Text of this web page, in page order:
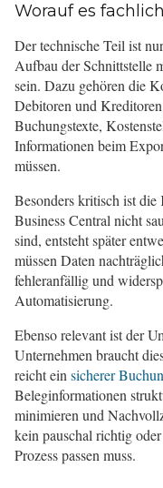
Worauf es
Der technische Teil ist
Aufbau der Schnittstelle
sein. Dazu gehören die
Debitoren und
Buchungstexte,
Informationen beim
müssen.
Besonders kritisch ist
Business Central nicht
sind, entsteht später
müssen Daten
fehleranfällig und
Automatisierung.
Ebenso relevant ist der
Unternehmen braucht
reicht ein sicherer
Beleginformationen
minimieren und
kein pauschal richtig
Prozess passen muss.